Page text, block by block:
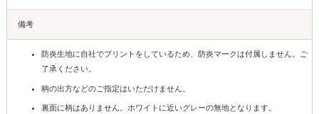
備考
防炎生地に自社でプリントをしているため、防炎マークは付属しません。ご
了承ください。
柄の出方などのご指定はいただけません。
裏面に柄はありません。ホワイトに近いグレーの無地となります。